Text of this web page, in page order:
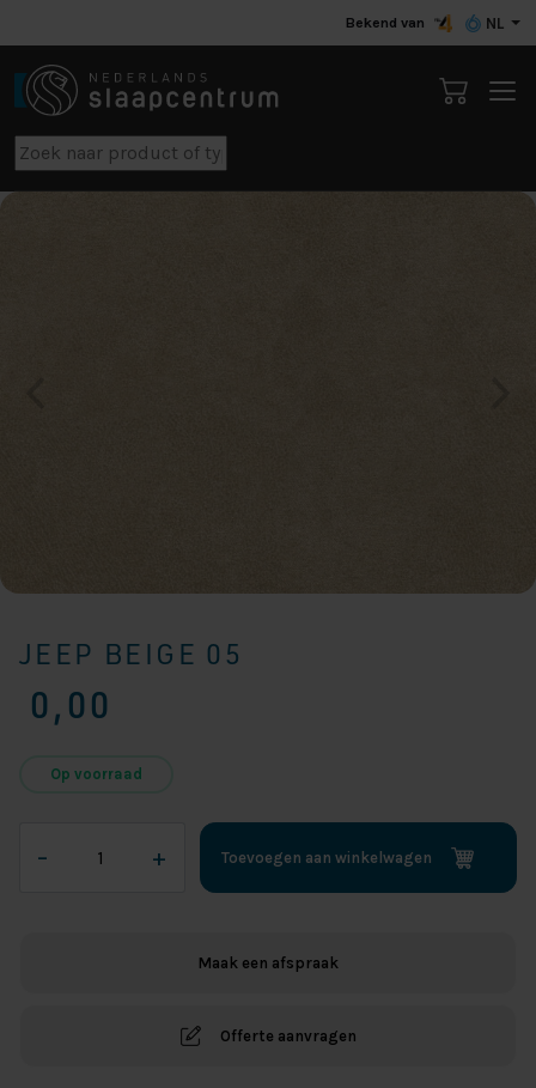
Bekend van NL
JEEP BEIGE 05
0,00
Op voorraad
–
Beige
+ Toevoegen aan winkelwagen
Maak een afspraak
Offerte aanvragen